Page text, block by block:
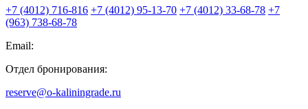
+7 (4012) 716-816 +7 (4012) 95-13-70 +7 (4012) 33-68-78 +7
(963) 738-68-78
Email:
Отдел бронирования:
reserve@o-kaliningrade.ru